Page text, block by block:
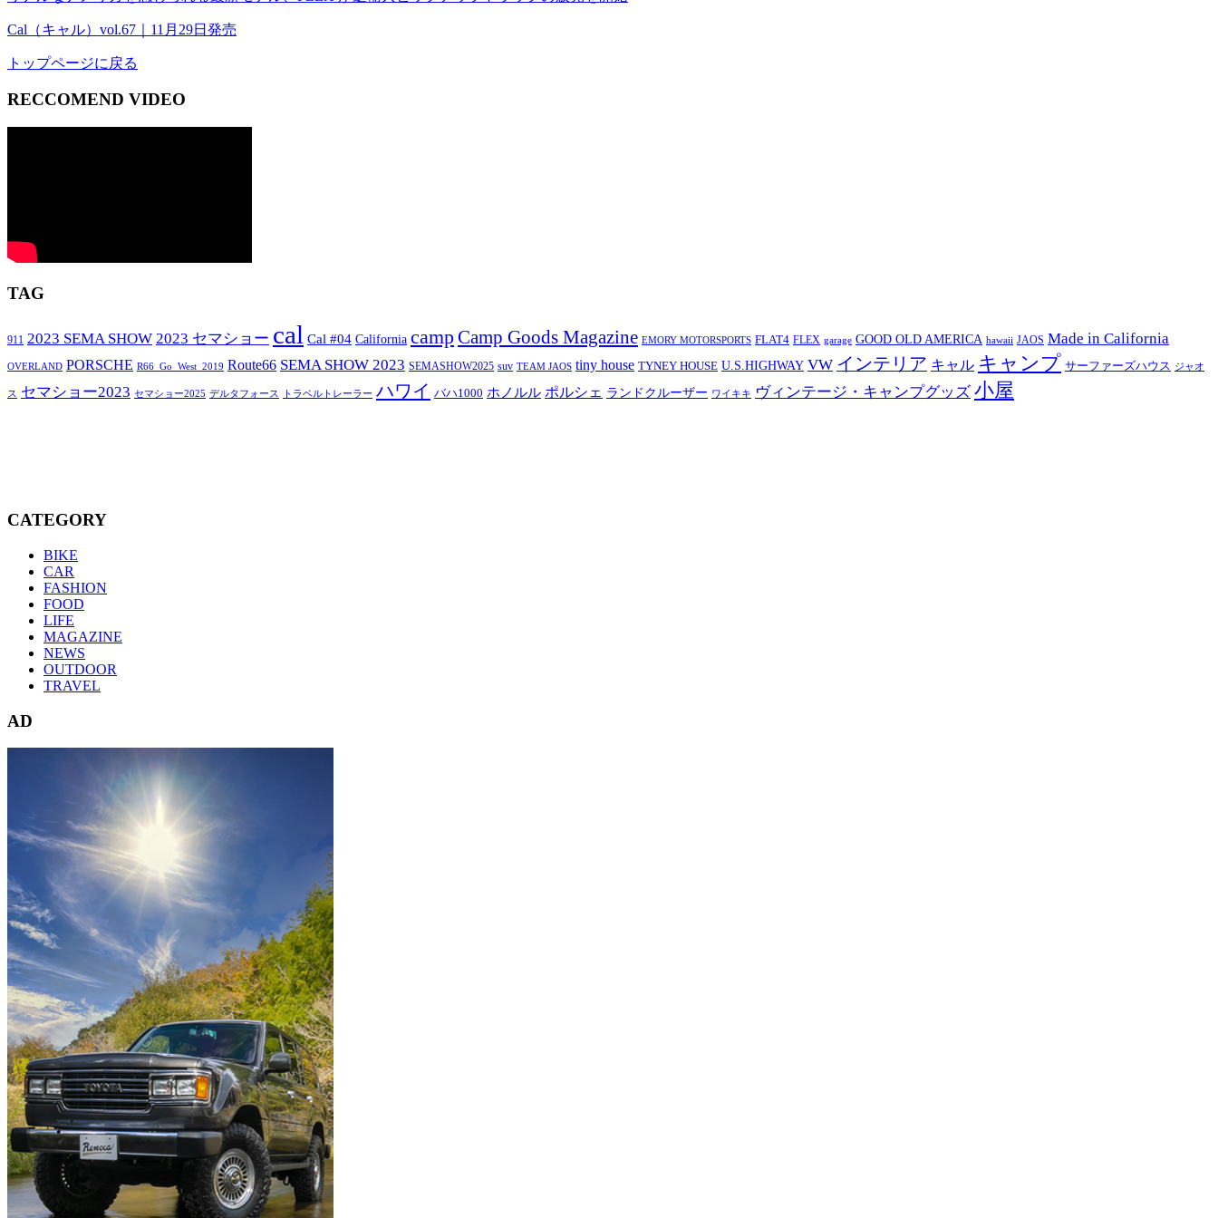
Cal（キャル）vol.67｜11月29日発売
トップページに戻る
RECCOMEND VIDEO
TAG
911 2023 SEMA SHOW 2023 セマショー cal Cal #04 California campCamp Goods Magazine EMORY MOTORSPORTS FLAT4 FLEX garage GOOD OLD AMERICA hawaii JAOS Made in California
OVERLAND PORSCHE R66_Go_West_2019 Route66 SEMA SHOW 2023 SEMASHOW2025 suv TEAM JAOS tiny house TYNEY HOUSE U.S.HIGHWAY VW インテリア キャル キャンプ サーファーズハウス ジャオ
ス セマショー2023 セマショー2025 デルタフォース トラベルトレーラー ハワイ バハ1000 ホノルル ポルシェ ランドクルーザー ワイキキ ヴィンテージ・キャンプグッズ 小屋
CATEGORY
BIKE
CAR
FASHION
FOOD
LIFE
MAGAZINE
NEWS
OUTDOOR
TRAVEL
AD